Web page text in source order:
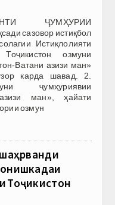
ҶУМҲУРИИ
сазовор истиқбол
Истиқлолияти
озмуни
Ватани азизи ман»
карда шавад. 2.
ҷумҳуриявии
ман», ҳайати
озмун
Тоҷикистон